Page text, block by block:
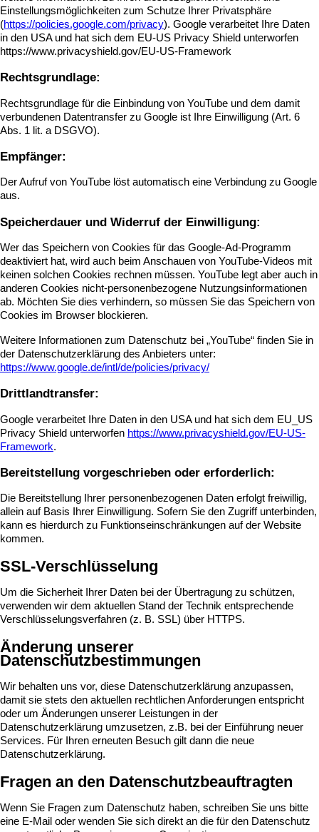
Einstellungsmöglichkeiten zum Schutze Ihrer Privatsphäre
(https://policies.google.com/privacy). Google verarbeitet Ihre Daten
in den USA und hat sich dem EU-US Privacy Shield unterworfen
https://www.privacyshield.gov/EU-US-Framework
Rechtsgrundlage:
Rechtsgrundlage für die Einbindung von YouTube und dem damit
verbundenen Datentransfer zu Google ist Ihre Einwilligung (Art. 6
Abs. 1 lit. a DSGVO).
Empfänger:
Der Aufruf von YouTube löst automatisch eine Verbindung zu Google
aus.
Speicherdauer und Widerruf der Einwilligung:
Wer das Speichern von Cookies für das Google-Ad-Programm
deaktiviert hat, wird auch beim Anschauen von YouTube-Videos mit
keinen solchen Cookies rechnen müssen. YouTube legt aber auch in
anderen Cookies nicht-personenbezogene Nutzungsinformationen
ab. Möchten Sie dies verhindern, so müssen Sie das Speichern von
Cookies im Browser blockieren.
Weitere Informationen zum Datenschutz bei „YouTube“ finden Sie in
der Datenschutzerklärung des Anbieters unter:
https://www.google.de/intl/de/policies/privacy/
Drittlandtransfer:
Google verarbeitet Ihre Daten in den USA und hat sich dem EU_US
Privacy Shield unterworfen https://www.privacyshield.gov/EU-US-
Framework.
Bereitstellung vorgeschrieben oder erforderlich:
Die Bereitstellung Ihrer personenbezogenen Daten erfolgt freiwillig,
allein auf Basis Ihrer Einwilligung. Sofern Sie den Zugriff unterbinden,
kann es hierdurch zu Funktionseinschränkungen auf der Website
kommen.
SSL-Verschlüsselung
Um die Sicherheit Ihrer Daten bei der Übertragung zu schützen,
verwenden wir dem aktuellen Stand der Technik entsprechende
Verschlüsselungsverfahren (z. B. SSL) über HTTPS.
Änderung unserer
Datenschutzbestimmungen
Wir behalten uns vor, diese Datenschutzerklärung anzupassen,
damit sie stets den aktuellen rechtlichen Anforderungen entspricht
oder um Änderungen unserer Leistungen in der
Datenschutzerklärung umzusetzen, z.B. bei der Einführung neuer
Services. Für Ihren erneuten Besuch gilt dann die neue
Datenschutzerklärung.
Fragen an den Datenschutzbeauftragten
Wenn Sie Fragen zum Datenschutz haben, schreiben Sie uns bitte
eine E-Mail oder wenden Sie sich direkt an die für den Datenschutz